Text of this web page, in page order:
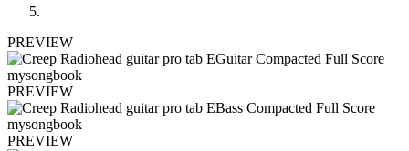
PREVIEW
PREVIEW
PREVIEW